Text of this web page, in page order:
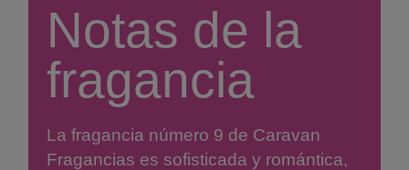
Notas de la
fragancia
La fragancia número 9 de Caravan
Fragancias es sofisticada y romántica,